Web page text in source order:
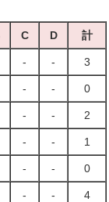
C D 計
- - 3
- - 0
- - 2
- - 1
- - 0
- - 4